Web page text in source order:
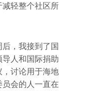
轻整个社区所
，我接到了国
人和国际捐助
讨论用于海地
会的人一直在